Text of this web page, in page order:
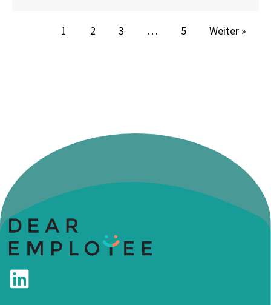
1 2 3 … 5 Weiter »